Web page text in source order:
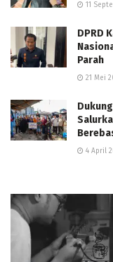
11
DPRD
Parah
21 Mei
4 April